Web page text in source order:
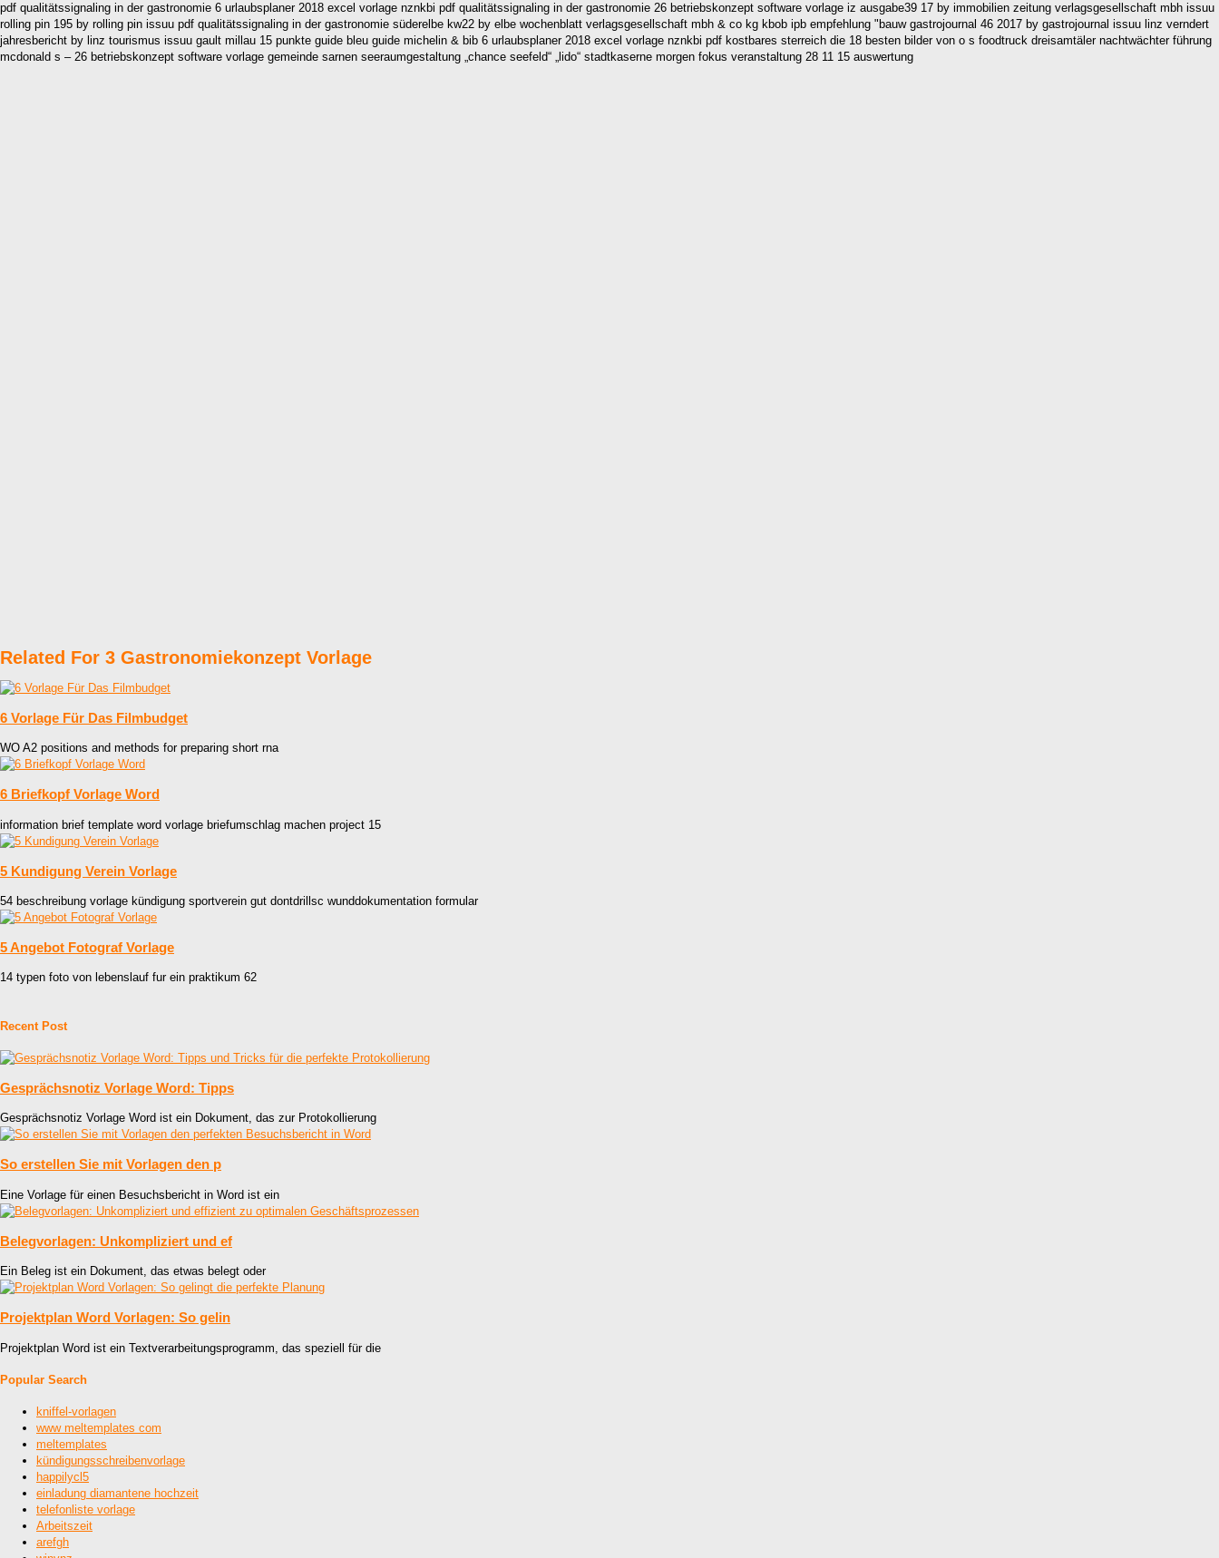
pdf qualitätssignaling in der gastronomie 6 urlaubsplaner 2018 excel vorlage nznkbi pdf qualitätssignaling in der gastronomie 26 betriebskonzept software vorlage iz ausgabe39 17 by immobilien zeitung verlagsgesellschaft mbh issuu
rolling pin 195 by rolling pin issuu pdf qualitätssignaling in der gastronomie süderelbe kw22 by elbe wochenblatt verlagsgesellschaft mbh & co kg kbob ipb empfehlung "bauw gastrojournal 46 2017 by gastrojournal issuu linz verndert
jahresbericht by linz tourismus issuu gault millau 15 punkte guide bleu guide michelin & bib 6 urlaubsplaner 2018 excel vorlage nznkbi pdf kostbares sterreich die 18 besten bilder von o s foodtruck dreisamtäler nachtwächter führung
mcdonald s – 26 betriebskonzept software vorlage gemeinde sarnen seeraumgestaltung „chance seefeld“ „lido“ stadtkaserne morgen fokus veranstaltung 28 11 15 auswertung
Related For 3 Gastronomiekonzept Vorlage
6 Vorlage Für Das Filmbudget
WO A2 positions and methods for preparing short rna
6 Briefkopf Vorlage Word
information brief template word vorlage briefumschlag machen project 15
5 Kundigung Verein Vorlage
54 beschreibung vorlage kündigung sportverein gut dontdrillsc wunddokumentation formular
5 Angebot Fotograf Vorlage
14 typen foto von lebenslauf fur ein praktikum 62
Recent Post
Gesprächsnotiz Vorlage Word: Tipps
Gesprächsnotiz Vorlage Word ist ein Dokument, das zur Protokollierung
So erstellen Sie mit Vorlagen den p
Eine Vorlage für einen Besuchsbericht in Word ist ein
Belegvorlagen: Unkompliziert und ef
Ein Beleg ist ein Dokument, das etwas belegt oder
Projektplan Word Vorlagen: So gelin
Projektplan Word ist ein Textverarbeitungsprogramm, das speziell für die
Popular Search
kniffel-vorlagen
www meltemplates com
meltemplates
kündigungsschreibenvorlage
happilycl5
einladung diamantene hochzeit
telefonliste vorlage
Arbeitszeit
arefgh